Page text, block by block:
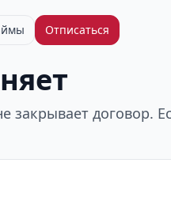
Отписаться
договор.